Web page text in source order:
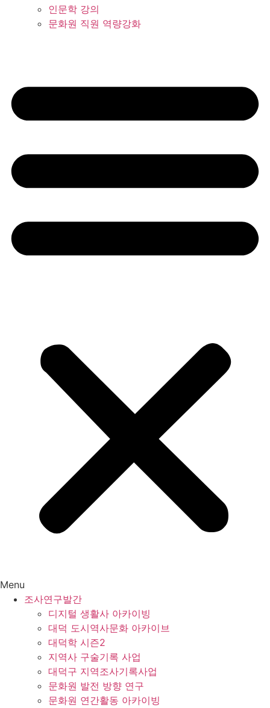
인문학 강의
문화원 직원 역량강화
Menu
조사연구발간
디지털 생활사 아카이빙
대덕 도시역사문화 아카이브
대덕학 시즌2
지역사 구술기록 사업
대덕구 지역조사기록사업
문화원 발전 방향 연구
문화원 연간활동 아카이빙